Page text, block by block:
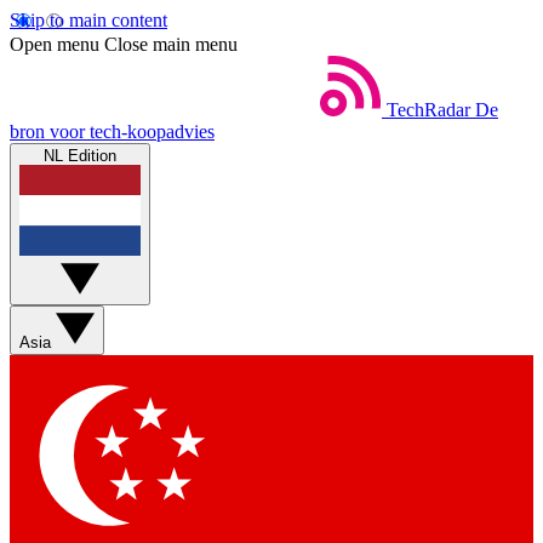
Skip to main content
Open menu Close main menu
TechRadar De
bron voor tech-koopadvies
NL Edition
Asia